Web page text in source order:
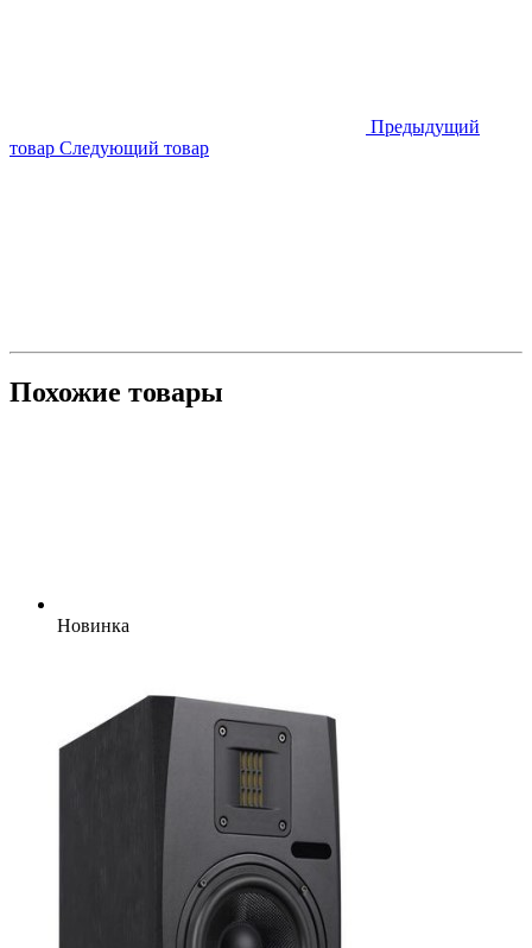
Предыдущий
товар Следующий товар
Похожие товары
Новинка